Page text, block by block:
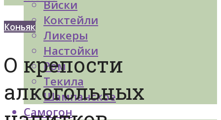
Виски
Коктейли
Ликеры
Настойки
Ром
Текила
Шампанское
Самогон
Коньяк
О крепости
алкогольных